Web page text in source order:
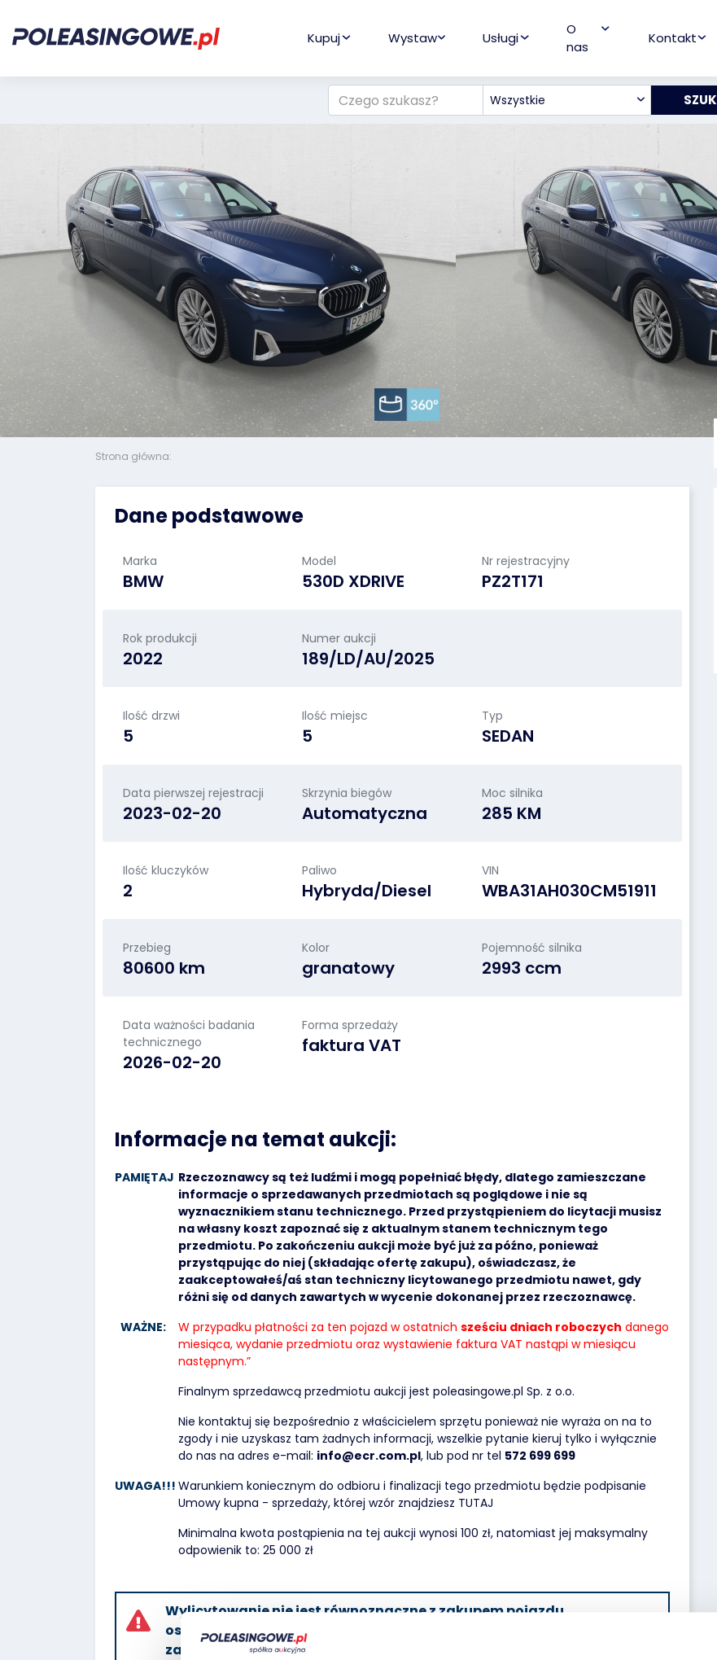
Kupuj Wystaw Usługi
O
nas
Kontakt
Wszystkie
Strona główna:
Dane podstawowe
Marka
BMW
Model
530D XDRIVE
Nr rejestracyjny
PZ2T171
Rok produkcji
2022
Numer aukcji
189/LD/AU/2025
Ilość drzwi
5
Ilość miejsc
5
Typ
SEDAN
Data pierwszej rejestracji
2023-02-20
Skrzynia biegów
Automatyczna
Moc silnika
285 KM
Ilość kluczyków
2
Paliwo
Hybryda/Diesel
VIN
WBA31AH030CM51911
Przebieg
80600 km
Kolor
granatowy
Pojemność silnika
2993 ccm
Data ważności badania
technicznego
2026-02-20
Forma sprzedaży
faktura VAT
Informacje na temat aukcji:
PAMIĘTAJ Rzeczoznawcy są też ludźmi i mogą popełniać błędy, dlatego zamieszczane
informacje o sprzedawanych przedmiotach są poglądowe i nie są
wyznacznikiem stanu technicznego. Przed przystąpieniem do licytacji musisz
na własny koszt zapoznać się z aktualnym stanem technicznym tego
przedmiotu. Po zakończeniu aukcji może być już za późno, ponieważ
przystąpując do niej (składając ofertę zakupu), oświadczasz, że
zaakceptowałeś/aś stan techniczny licytowanego przedmiotu nawet, gdy
różni się od danych zawartych w wycenie dokonanej przez rzeczoznawcę.
WAŻNE:
W przypadku płatności za ten pojazd w ostatnichsześciu dniach roboczych danego
miesiąca, wydanie przedmiotu oraz wystawienie faktura VAT nastąpi w miesiącu
następnym.”
Finalnym sprzedawcą przedmiotu aukcji jest poleasingowe.pl Sp. z o.o.
Nie kontaktuj się bezpośrednio z właścicielem sprzętu ponieważ nie wyraża on na to
zgody i nie uzyskasz tam żadnych informacji, wszelkie pytanie kieruj tylko i wyłącznie
do nas na adres e-mail: info@ecr.com.pl, lub pod nr tel 572 699 699
UWAGA!!! Warunkiem koniecznym do odbioru i finalizacji tego przedmiotu będzie podpisanie
Umowy kupna - sprzedaży, której wzór znajdziesz TUTAJ
Minimalna kwota postąpienia na tej aukcji wynosi 100 zł, natomiast jej maksymalny
odpowienik to: 25 000 zł
Wylicytowanie nie jest równoznaczne z zakupem pojazdu,
ostatecznego przybicia oferty udzieli właściciel przedmiotu po
zakończeniu licytacji